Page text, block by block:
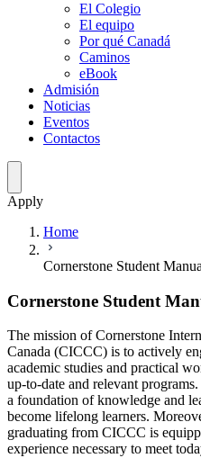
El Colegio
El equipo
Por qué Canadá
Caminos
eBook
Admisión
Noticias
Eventos
Contactos
Apply
Home
Cornerstone Student
Cornerstone Student
The mission of Cornerstone
Canada (CICCC) is to actively
academic studies and practical
up-to-date and relevant
a foundation of knowledge and
become lifelong learners.
graduating from CICCC is
experience necessary to meet